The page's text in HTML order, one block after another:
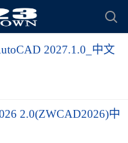
2027.1.0_中文
2.0(ZWCAD2026)中